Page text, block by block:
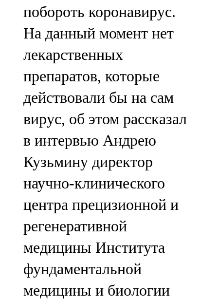
побороть коронавирус.
На данный момент нет
лекарственных
препаратов, которые
действовали бы на сам
вирус, об этом рассказал
в интервью Андрею
Кузьмину директор
научно-клинического
центра прецизионной и
регенеративной
медицины Института
фундаментальной
медицины и биологии